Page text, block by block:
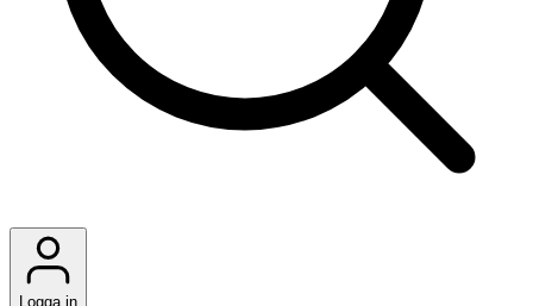
Logga in